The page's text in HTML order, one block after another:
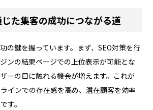
た集客の成功につながる道
の鍵を握っています。まず、SEO対策を行
ンの結果ページでの上位表示が可能とな
ーの目に触れる機会が増えます。これが
インでの存在感を高め、潜在顧客を効率
す。